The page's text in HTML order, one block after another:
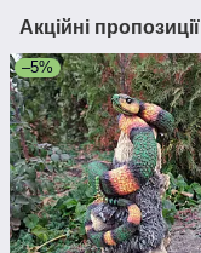
Акційні
–5%